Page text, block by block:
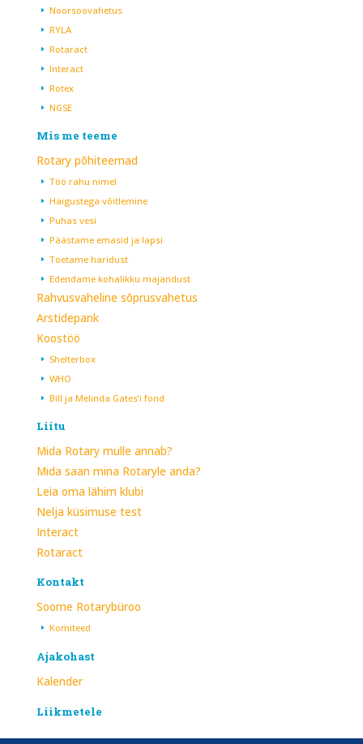
Noorsoovahetus
RYLA
Rotaract
Interact
Rotex
NGSE
Mis me teeme
Rotary põhiteemad
Töö rahu nimel
Haigustega võitlemine
Puhas vesi
Päästame emasid ja lapsi
Toetame haridust
Edendame kohalikku majandust
Rahvusvaheline sõprusvahetus
Arstidepank
Koostöö
Shelterbox
WHO
Bill ja Melinda Gates’i fond
Liitu
Mida Rotary mulle annab?
Mida saan mina Rotaryle anda?
Leia oma lähim klubi
Nelja küsimuse test
Interact
Rotaract
Kontakt
Soome Rotarybüroo
Komiteed
Ajakohast
Kalender
Liikmetele